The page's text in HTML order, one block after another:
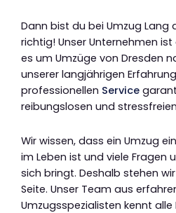
Dann bist du bei Umzug Lang
richtig! Unser Unternehmen
es um Umzüge von Dresden
unserer langjährigen
professionellen Service
reibungslosen und
Wir wissen, dass ein Umzug
im Leben ist und viele Fragen
sich bringt. Deshalb stehen
Seite. Unser Team aus
Umzugsspezialisten kennt